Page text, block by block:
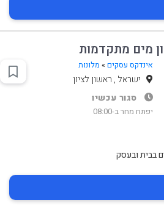
מים מתקדמות
אינדקס עסקים » מלונות
ישראל , ראשון לציון
סגור עכשיו
יפתח מחר ב-08:00
בבית ובעסק